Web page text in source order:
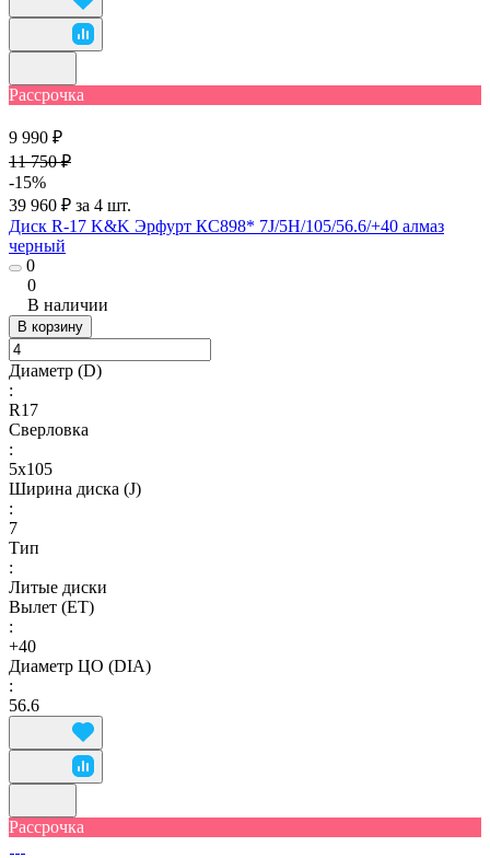
Рассрочка
9 990 ₽
11 750 ₽
-15%
39 960 ₽ за 4 шт.
Диск R-17 K&K Эрфурт КС898* 7J/5H/105/56.6/+40 алмаз
черный
0
0
В наличии
В корзину
Диаметр (D)
:
R17
Сверловка
:
5x105
Ширина диска (J)
:
7
Тип
:
Литые диски
Вылет (ET)
:
+40
Диаметр ЦО (DIA)
:
56.6
Рассрочка